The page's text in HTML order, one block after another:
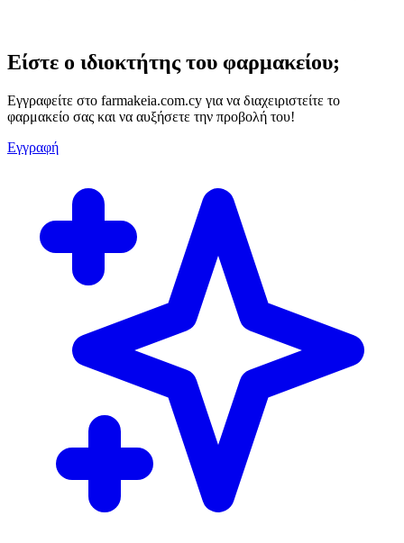
Είστε ο ιδιοκτήτης του φαρμακείου;
Εγγραφείτε στο farmakeia.com.cy για να διαχειριστείτε το
φαρμακείο σας και να αυξήσετε την προβολή του!
Εγγραφή